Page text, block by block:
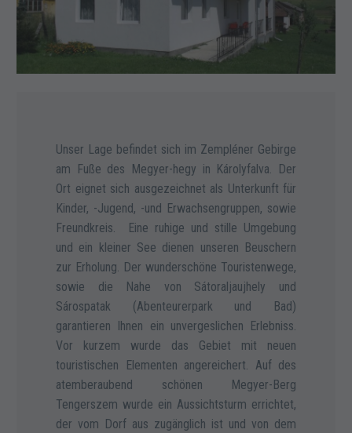
Unser Lage befindet sich im Zempléner Gebirge
am Fuße des Megyer-hegy in Károlyfalva. Der
Ort eignet sich ausgezeichnet als Unterkunft für
Kinder, -Jugend, -und Erwachsengruppen, sowie
Freundkreis. Eine ruhige und stille Umgebung
und ein kleiner See dienen unseren Beuschern
zur Erholung. Der wunderschöne Touristenwege,
sowie die Nahe von Sátoraljaujhely und
Sárospatak (Abenteurerpark und Bad)
garantieren Ihnen ein unvergeslichen Erlebniss.
Vor kurzem wurde das Gebiet mit neuen
touristischen Elementen angereichert. Auf des
atemberaubend schönen Megyer-Berg
Tengerszem wurde ein Aussichtsturm errichtet,
der vom Dorf aus zugänglich ist und von dem